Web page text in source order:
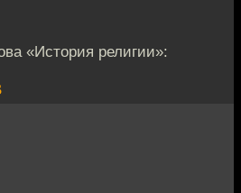
«История религии»: